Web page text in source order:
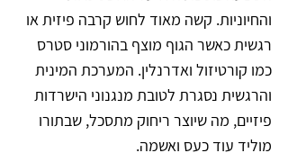
והחיוניות. קשה מאוד לחוש קרבה פיזית או
רגשית כאשר הגוף מוצף בהורמוני סטרס
כמו קורטיזול ואדרנלין. המערכת המינית
והרגשית נסגרת לטובת מנגנוני הישרדות
פיזיים, מה שיוצר ריחוק מתסכל, שבתורו
מוליד עוד כעס ואשמה.